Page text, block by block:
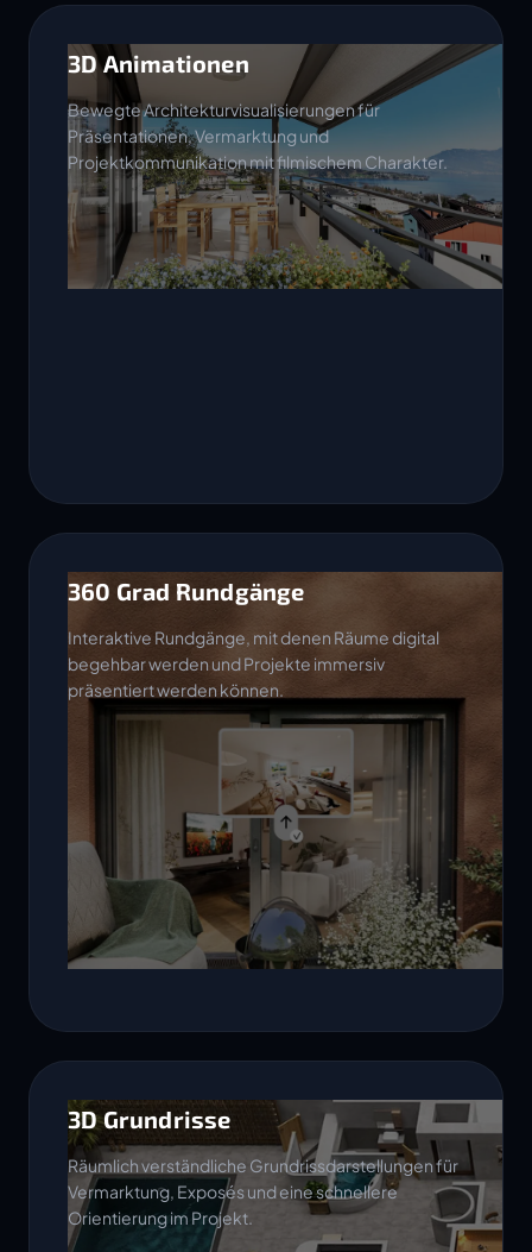
3D Animationen
Bewegte Architekturvisualisierungen für
Präsentationen, Vermarktung und
Projektkommunikation mit filmischem Charakter.
360 Grad Rundgänge
Interaktive Rundgänge, mit denen Räume digital
begehbar werden und Projekte immersiv
präsentiert werden können.
3D Grundrisse
Räumlich verständliche Grundrissdarstellungen für
Vermarktung, Exposés und eine schnellere
Orientierung im Projekt.